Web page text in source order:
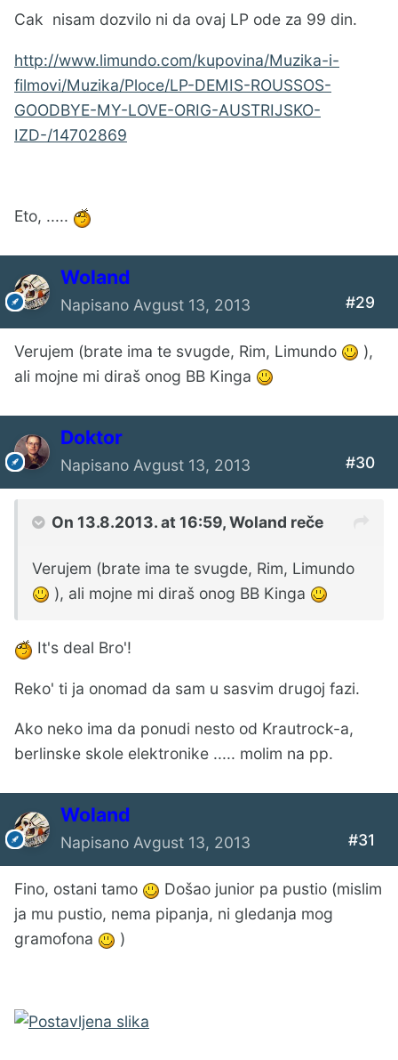
Cak nisam dozvilo ni da ovaj LP ode za 99 din.
http://www.limundo.com/kupovina/Muzika-i-
filmovi/Muzika/Ploce/LP-DEMIS-ROUSSOS-
GOODBYE-MY-LOVE-ORIG-AUSTRIJSKO-
IZD-/14702869
Eto, .....
Woland
Napisano Avgust 13, 2013 #29
Verujem (brate ima te svugde, Rim, Limundo
),
ali mojne mi diraš onog BB Kinga
Doktor
Napisano Avgust 13, 2013 #30
On 13.8.2013. at 16:59, Woland reče
Verujem (brate ima te svugde, Rim, Limundo
), ali mojne mi diraš onog BB Kinga
It's deal Bro'!
Reko' ti ja onomad da sam u sasvim drugoj fazi.
Ako neko ima da ponudi nesto od Krautrock-a,
berlinske skole elektronike ..... molim na pp.
Woland
Napisano Avgust 13, 2013 #31
Fino, ostani tamo
Došao junior pa pustio (mislim
ja mu pustio, nema pipanja, ni gledanja mog
gramofona
)